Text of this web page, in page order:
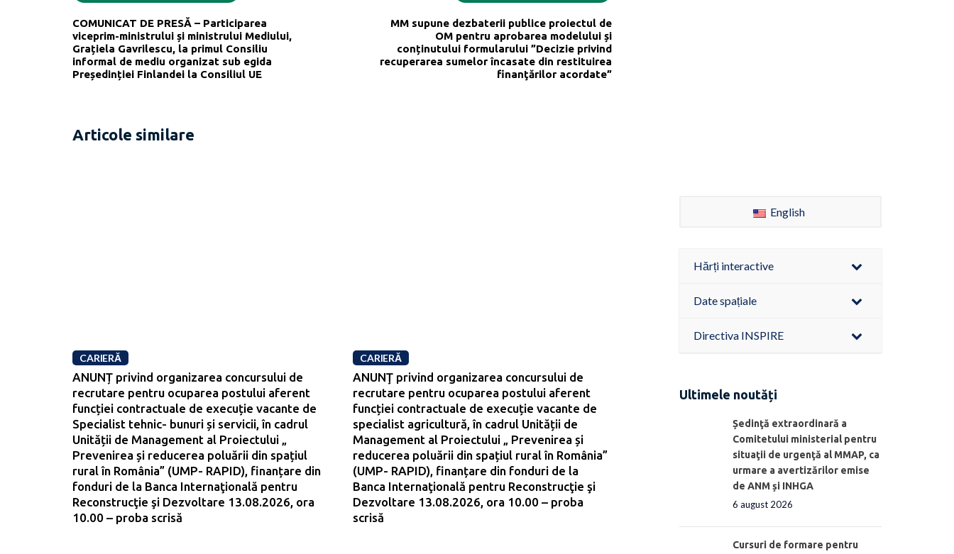
COMUNICAT DE PRESĂ – Participarea
viceprim-ministrului și ministrului Mediului,
Grațiela Gavrilescu, la primul Consiliu
informal de mediu organizat sub egida
Președinției Finlandei la Consiliul UE
MM supune dezbaterii publice proiectul de
OM pentru aprobarea modelului și
conținutului formularului ”Decizie privind
recuperarea sumelor încasate din restituirea
finanţărilor acordate”
Articole similare
CARIERĂ
ANUNȚ privind organizarea concursului de
recrutare pentru ocuparea postului aferent
funcției contractuale de execuție vacante de
Specialist tehnic- bunuri și servicii, în cadrul
Unității de Management al Proiectului „
Prevenirea și reducerea poluării din spațiul
rural în România” (UMP- RAPID), finanțare din
fonduri de la Banca Internaţională pentru
Reconstrucţie şi Dezvoltare 13.08.2026, ora
10.00 – proba scrisă
CARIERĂ
ANUNŢ privind organizarea concursului de
recrutare pentru ocuparea postului aferent
funcției contractuale de execuție vacante de
specialist agricultură, în cadrul Unității de
Management al Proiectului „ Prevenirea și
reducerea poluării din spațiul rural în România”
(UMP- RAPID), finanțare din fonduri de la
Banca Internaţională pentru Reconstrucţie şi
Dezvoltare 13.08.2026, ora 10.00 – proba
scrisă
English
Hărți interactive
Date spațiale
Directiva INSPIRE
Ultimele noutăți
Ședinţă extraordinară a
Comitetului ministerial pentru
situaţii de urgenţă al MMAP, ca
urmare a avertizărilor emise
de ANM și INHGA
6 august 2026
Cursuri de formare pentru